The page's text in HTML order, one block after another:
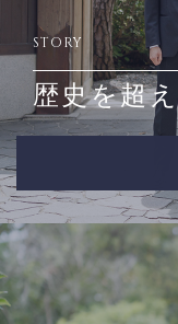
STORY
歴史を超